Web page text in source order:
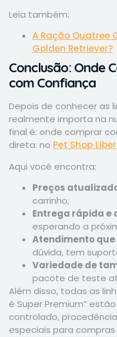
Leia também:
A Ração Quatree
Golden Retriever?
Conclusão: Onde
com Confiança
Depois de conhecer as
realmente importa na
final é: onde comprar
direta: no Pet Shop
Aqui você encontra:
Preços
carrinho;
Entrega rápida e
esperando a
Atendimento
dúvida, tem
Variedade de
pacote de teste
Além disso, todas as
é Super Premium”
controlado,
especiais para